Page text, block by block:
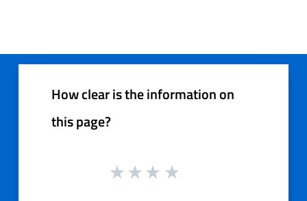
How clear is the information on
this page?